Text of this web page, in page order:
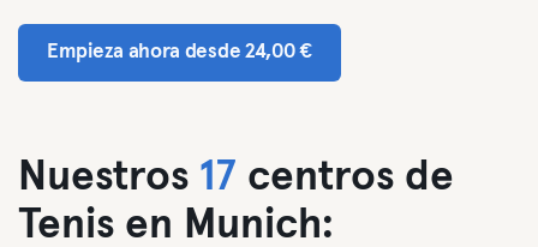
Empieza ahora desde 24,00 €
Nuestros 17 centros de
Tenis en Munich: